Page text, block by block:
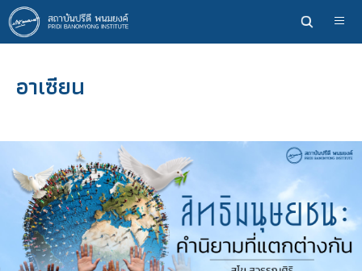
ข้าม
ไป
ยัง
หลักอาเซียน